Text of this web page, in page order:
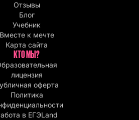
Отзывы
Блог
Учебник
Вместе к мечте
Карта сайта
КТО МЫ?
лицензия
оферта
Политика
в EГЭLand